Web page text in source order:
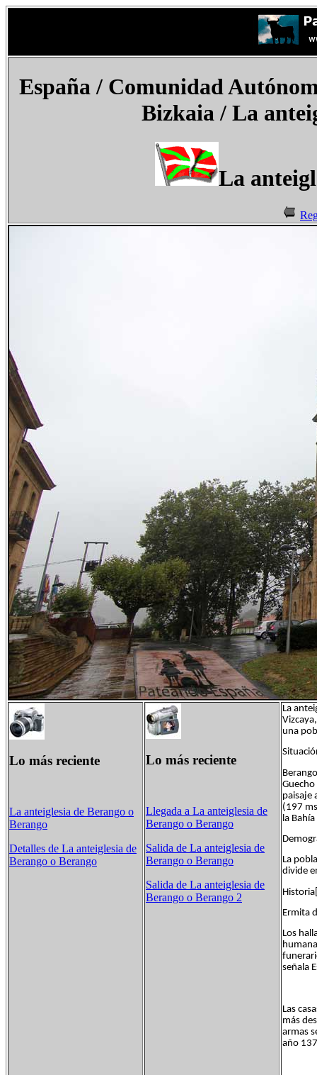
España/ Comunidad
Bizkaia / La
La
Lo más reciente
La anteiglesia de Berango o
Berango
Detalles de La anteiglesia de
Berango o Berango
Lo más reciente
Llegada a La anteiglesia de
Berango o Berango
Salida de La anteiglesia de
Berango o Berango
Salida de La anteiglesia de
Berango o Berango 2
La
una
paisaje
(197
la
La
divide
Ermita
Los
señala
Las
más
armas
año